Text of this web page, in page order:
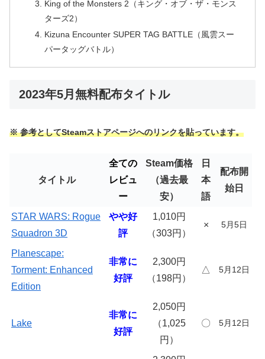
King of the Monsters 2（キング・オブ・ザ・モンス
ターズ2）
Kizuna Encounter SUPER TAG BATTLE（風雲スー
パータッグバトル）
2023年5月無料配布タイトル
※ 参考としてSteamストアページへのリンクを貼っています。
タイトル
全ての
レビュ
ー
Steam価格
（過去最
安）
日
本
語
配布開
始日
STAR WARS: Rogue
Squadron 3D
やや好
評
1,010円
（303円）
× 5月5日
Planescape:
Torment: Enhanced
Edition
非常に
好評
2,300円
（198円）
△ 5月12日
Lake
非常に
好評
2,050円
（1,025
円）
〇 5月12日